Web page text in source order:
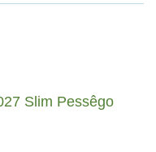
Slim Pessêgo